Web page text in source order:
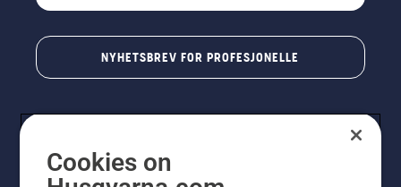
NYHETSBREV FOR PROFESJONELLE
Cookies on